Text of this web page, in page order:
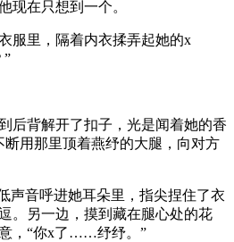
现在只想到一个。
服里，隔着内衣揉弄起她的x
”
后背解开了扣子，光是闻着她的香
用那里顶着燕纾的大腿，向对方
声音呼进她耳朵里，指尖捏住了衣
。另一边，摸到藏在腿心处的花
，“你x了……纾纾。”